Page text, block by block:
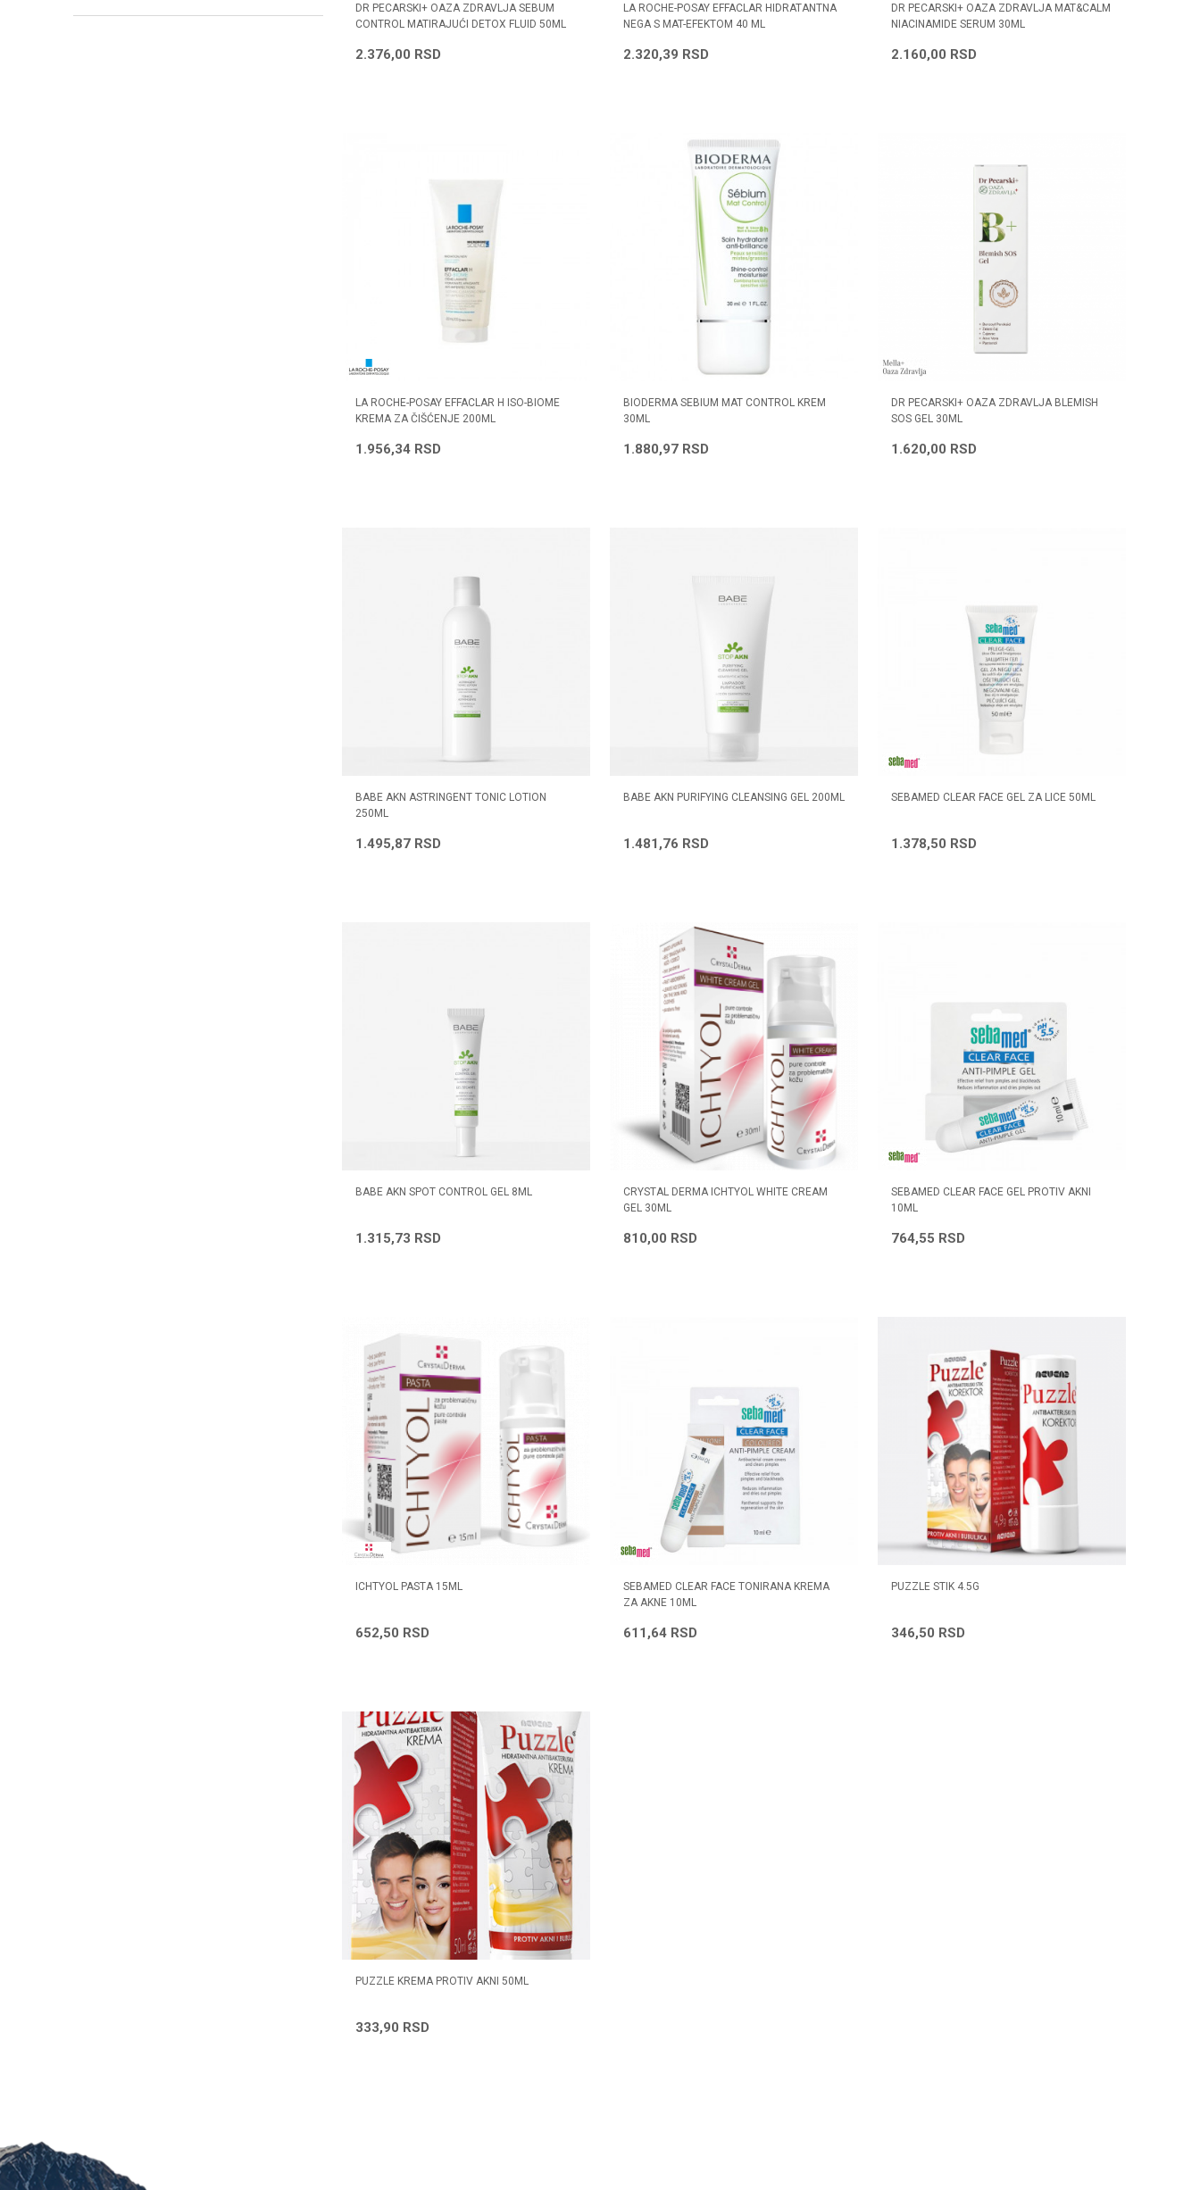
DR PECARSKI+ OAZA ZDRAVLJA SEBUM
CONTROL MATIRAJUĆI DETOX FLUID 50ML
2.376,00 RSD
LA ROCHE-POSAY EFFACLAR HIDRATANTNA
NEGA S MAT-EFEKTOM 40 ML
2.320,39 RSD
DR PECARSKI+ OAZA ZDRAVLJA MAT&CALM
NIACINAMIDE SERUM 30ML
2.160,00 RSD
LA ROCHE-POSAY EFFACLAR H ISO-BIOME
KREMA ZA ČIŠĆENJE 200ML
1.956,34 RSD
BIODERMA SEBIUM MAT CONTROL KREM
30ML
1.880,97 RSD
DR PECARSKI+ OAZA ZDRAVLJA BLEMISH
SOS GEL 30ML
1.620,00 RSD
BABE AKN ASTRINGENT TONIC LOTION
250ML
1.495,87 RSD
BABE AKN PURIFYING CLEANSING GEL 200ML
1.481,76 RSD
SEBAMED CLEAR FACE GEL ZA LICE 50ML
1.378,50 RSD
BABE AKN SPOT CONTROL GEL 8ML
1.315,73 RSD
CRYSTAL DERMA ICHTYOL WHITE CREAM
GEL 30ML
810,00 RSD
SEBAMED CLEAR FACE GEL PROTIV AKNI
10ML
764,55 RSD
ICHTYOL PASTA 15ML
652,50 RSD
SEBAMED CLEAR FACE TONIRANA KREMA
ZA AKNE 10ML
611,64 RSD
PUZZLE STIK 4.5G
346,50 RSD
PUZZLE KREMA PROTIV AKNI 50ML
333,90 RSD